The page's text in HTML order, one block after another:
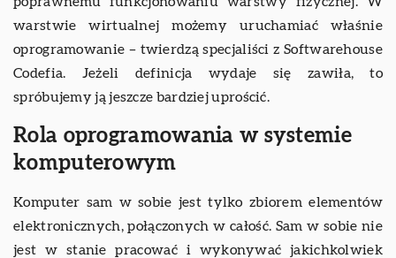
warstwie wirtualnej możemy uruchamiać właśnie
oprogramowanie – twierdzą specjaliści z Softwarehouse
Codefia. Jeżeli definicja wydaje się zawiła, to
spróbujemy ją jeszcze bardziej uprościć.
Rola oprogramowania w systemie
komputerowym
Komputer sam w sobie jest tylko zbiorem elementów
elektronicznych, połączonych w całość. Sam w sobie nie
jest w stanie pracować i wykonywać jakichkolwiek